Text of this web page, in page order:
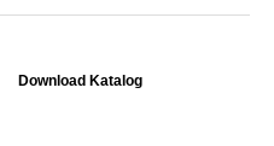
Download Katalog